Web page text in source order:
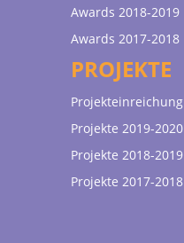
Awards 2018-2019
Awards 2017-2018
PROJEKTE
Projekteinreichung
Projekte 2019-2020
Projekte 2018-2019
Projekte 2017-2018